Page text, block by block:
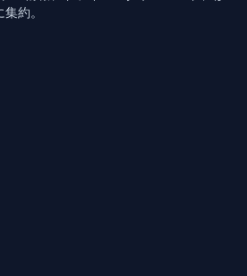
約。